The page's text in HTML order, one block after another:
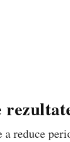
reduce